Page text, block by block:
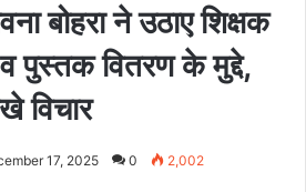
बोहरा ने उठाए शिक्षक
व पुस्तक वितरण के मुद्दे,
विचार
17, 2025 0 2,002